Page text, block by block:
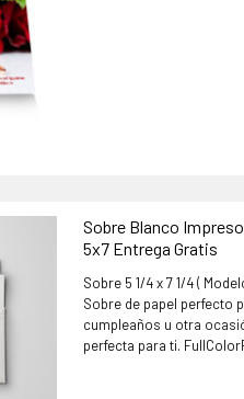
Sobre Blanco
5x7 Entrega Gratis
Sobre 5 1/4 x 7 1/4 (
Sobre de papel perfecto
cumpleaños u otra
perfecta para ti.